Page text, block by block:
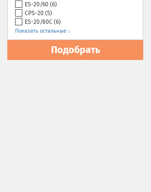
ЕS-20/60 (6)
CPS-20 (5)
ЕS-20/80C (6)
Показать остальные ↓
Подобрать